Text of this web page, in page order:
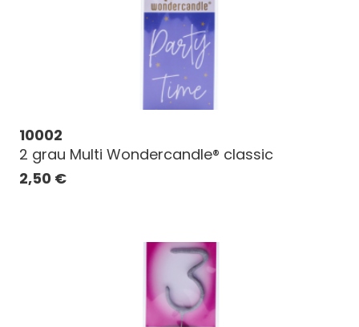
10002
2 grau Multi Wondercandle® classic
2,50 €